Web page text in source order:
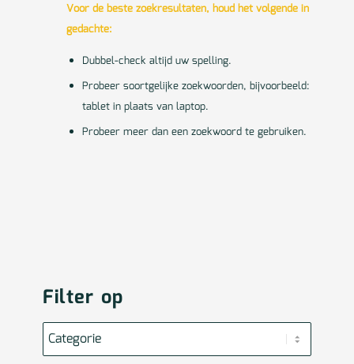
Voor de beste zoekresultaten, houd het volgende in
gedachte:
Dubbel-check altijd uw spelling.
Probeer soortgelijke zoekwoorden, bijvoorbeeld:
tablet in plaats van laptop.
Probeer meer dan een zoekwoord te gebruiken.
Filter op